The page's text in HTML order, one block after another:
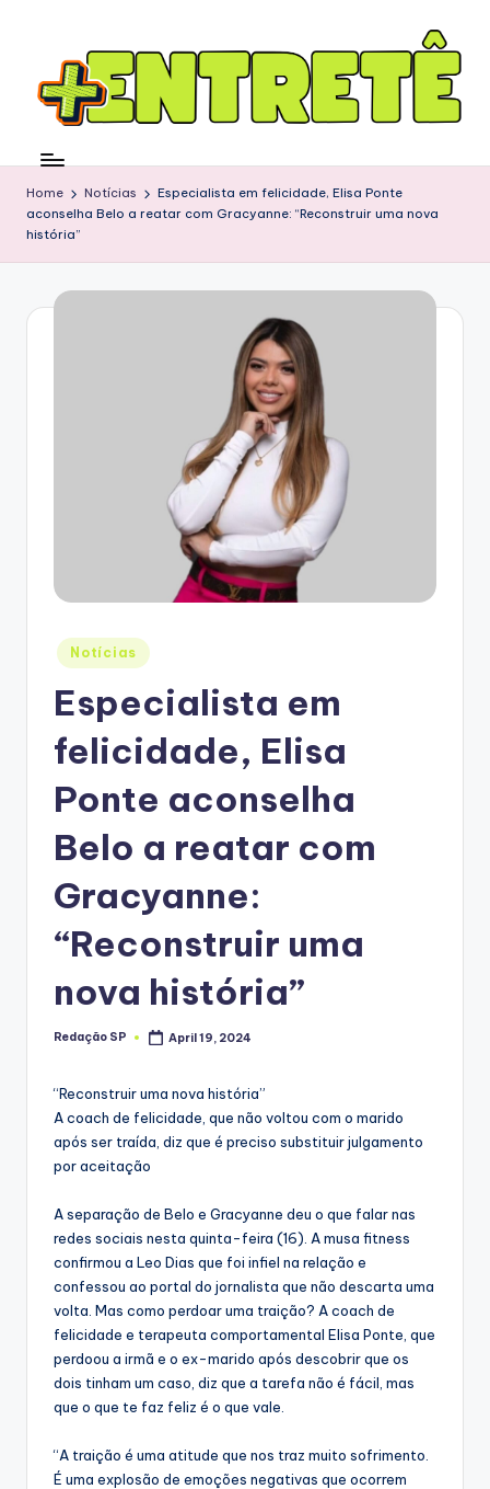
Home Notícias
Especialista em felicidade, Elisa Ponte
aconselha Belo a reatar com Gracyanne: “Reconstruir uma nova
história”
Posted
in
Notícias
Especialista em
felicidade, Elisa
Ponte aconselha
Belo a reatar com
Gracyanne:
“Reconstruir uma
nova história”
Posted
Redação SP April 19, 2024
“Reconstruir uma nova história”
A coach de felicidade, que não voltou com o marido
após ser traída, diz que é preciso substituir julgamento
por aceitação
A separação de Belo e Gracyanne deu o que falar nas
redes sociais nesta quinta-feira (16). A musa fitness
confirmou a Leo Dias que foi infiel na relação e
confessou ao portal do jornalista que não descarta uma
volta. Mas como perdoar uma traição? A coach de
felicidade e terapeuta comportamental Elisa Ponte, que
perdoou a irmã e o ex-marido após descobrir que os
dois tinham um caso, diz que a tarefa não é fácil, mas
que o que te faz feliz é o que vale.
“A traição é uma atitude que nos traz muito sofrimento.
É uma explosão de emoções negativas que ocorrem